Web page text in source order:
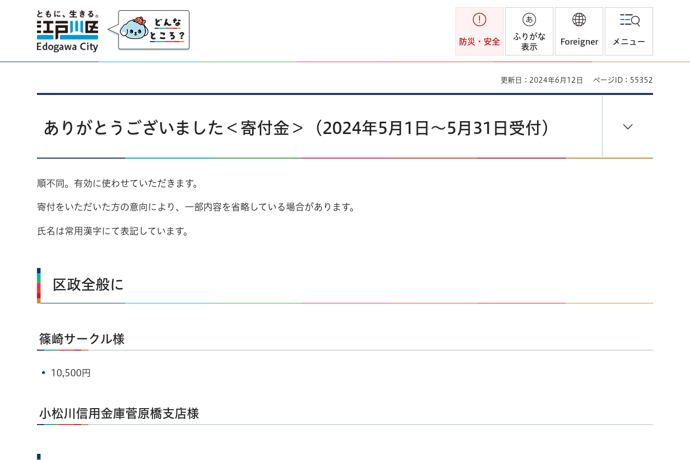
江戸川区
防災・安全
ふりがな
表示
Foreigner メニュー
更新日：2024年6月12日 ページID：55352
ありがとうございました＜寄付金＞（2024年5月1日～5月31日受付）
順不同。有効に使わせていただきます。
寄付をいただいた方の意向により、一部内容を省略している場合があります。
氏名は常用漢字にて表記しています。
区政全般に
篠崎サークル様
10,500円
小松川信用金庫菅原橋支店様